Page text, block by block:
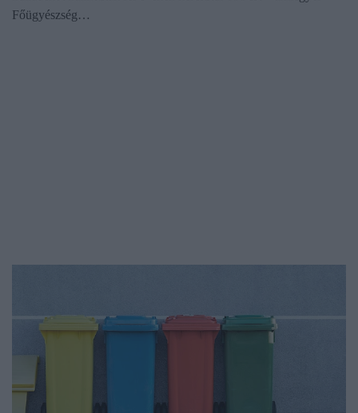
Főügyészség…